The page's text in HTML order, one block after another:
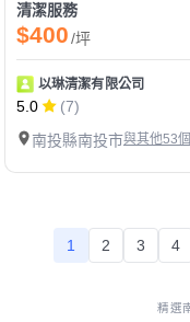
清潔服務
$400/坪
以琳清潔有限公司
5.0
(7)
南投縣南投市與其他53個
1 2 3 4
精選